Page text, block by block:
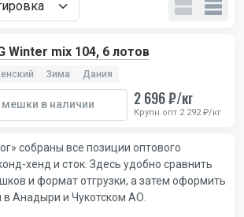
Winter mix 104, 6 лотов
Зима Дания
мешки в наличии 2 696 ₽/кг
Крупн.опт 2 292 ₽/кг
собраны все позиции оптового
хенд и сток. Здесь удобно сравнить
и формат отгрузки, а затем оформить
в Анадыри и Чукотском АО.